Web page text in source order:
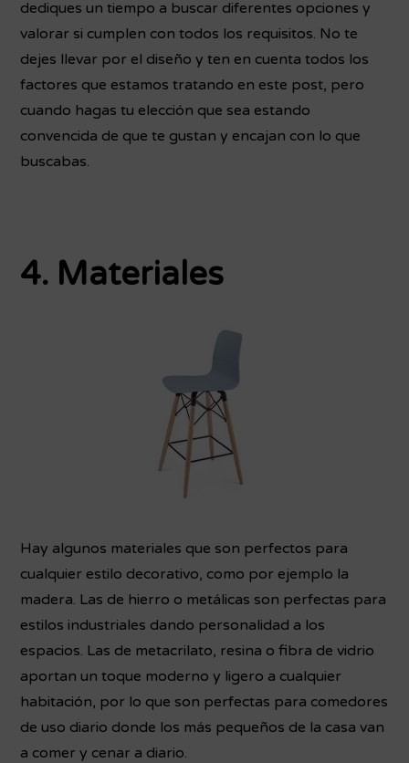
dediques un tiempo a buscar diferentes opciones y
valorar si cumplen con todos los requisitos. No te
dejes llevar por el diseño y ten en cuenta todos los
factores que estamos tratando en este post, pero
cuando hagas tu elección que sea estando
convencida de que te gustan y encajan con lo que
buscabas.
4. Materiales
Hay algunos materiales que son perfectos para
cualquier estilo decorativo, como por ejemplo la
madera. Las de hierro o metálicas son perfectas para
estilos industriales dando personalidad a los
espacios. Las de metacrilato, resina o fibra de vidrio
aportan un toque moderno y ligero a cualquier
habitación, por lo que son perfectas para comedores
de uso diario donde los más pequeños de la casa van
a comer y cenar a diario.